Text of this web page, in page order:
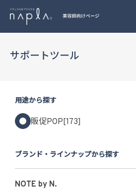
サポートツール
用途から探す
販促POP[173]
ブランド・ラインナップから探す
NOTE by N.